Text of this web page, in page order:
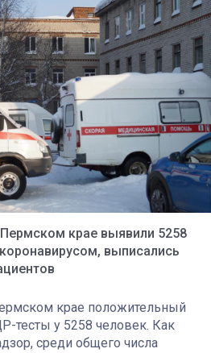
крае выявили 5258
выписались
крае положительный
тесты у 5258 человек. Как
среди общего числа